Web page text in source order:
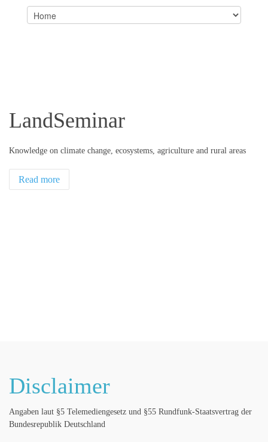
LandSeminar
Knowledge on climate change, ecosystems, agriculture and rural areas
Read more
Disclaimer
Angaben laut §5 Telemediengesetz und §55 Rundfunk-Staatsvertrag der
Bundesrepublik Deutschland